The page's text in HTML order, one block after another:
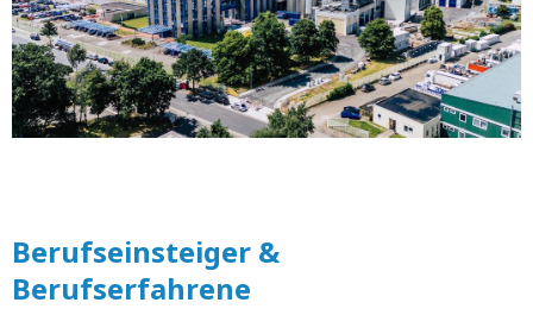
Berufseinsteiger &
Berufserfahrene